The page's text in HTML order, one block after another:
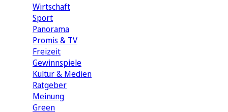
Wirtschaft
Sport
Panorama
Promis & TV
Freizeit
Gewinnspiele
Kultur & Medien
Ratgeber
Meinung
Green